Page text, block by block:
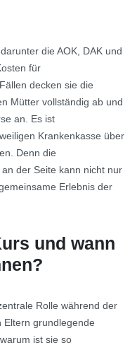
die AOK, DAK und
für
decken sie die
Mütter vollständig ab und
an. Es ist
Krankenkasse über
Denn die
der Seite kann nicht nur
Erlebnis der
und wann
Rolle während der
Eltern grundlegende
ist sie so